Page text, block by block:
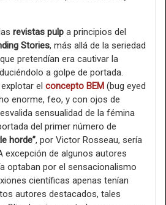
revistas pulp a principios del
Stories, más allá de la seriedad
pretendían era cautivar la
a golpe de portada.
el concepto BEM (bug eyed
enorme, feo, y con ojos de
sensualidad de la fémina
del primer número de
horde”, por Victor Rosseau, sería
excepción de algunos autores
optaban por el sensacionalismo
científicas apenas tenían
autores destacados, tales